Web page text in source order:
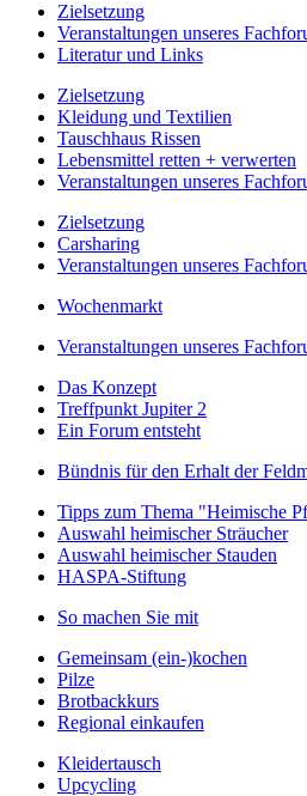
Zielsetzung
Veranstaltungen unseres
Literatur und Links
Zielsetzung
Kleidung und Textilien
Tauschhaus Rissen
Lebensmittel retten + verwerten
Veranstaltungen unseres
Zielsetzung
Carsharing
Veranstaltungen unseres
Wochenmarkt
Veranstaltungen unseres
Das Konzept
Treffpunkt Jupiter 2
Ein Forum entsteht
Bündnis für den Erhalt der
Tipps zum Thema "Heimische
Auswahl heimischer Sträucher
Auswahl heimischer Stauden
HASPA-Stiftung
So machen Sie mit
Gemeinsam (ein-)kochen
Pilze
Brotbackkurs
Regional einkaufen
Kleidertausch
Upcycling